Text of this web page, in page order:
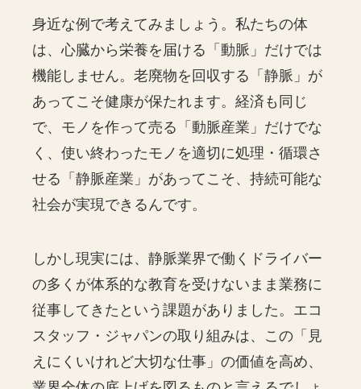
身近な例で考えてみましょう。私たちの体
は、心臓から栄養を届ける「動脈」だけでは
機能しません。老廃物を回収する「静脈」が
あってこそ健康が保たれます。経済も同じ
で、モノを作って売る「動脈産業」だけでな
く、使い終わったモノを適切に処理・循環さ
せる「静脈産業」があってこそ、持続可能な
社会が実現できるんです。
しかし現実には、静脈業界で働くドライバー
の多くが体系的な教育を受けないまま業務に
従事してきたという課題がありました。エコ
スタッフ・ジャパンの取り組みは、この「見
えにくいけれど大切な仕事」の価値を高め、